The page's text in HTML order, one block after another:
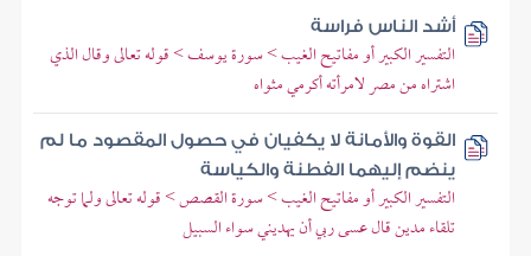
أشد الناس فراسة
التفسير الكبير أو مفاتيح الغيب > سورة يوسف > قوله تعالى وقال الذي
اشتراه من مصر لامرأته أكرمي مثواه
القوة والأمانة لا يكفيان في حصول المقصود ما لم
ينضم إليهما الفطنة والكياسة
التفسير الكبير أو مفاتيح الغيب > سورة القصص > قوله تعالى ولما توجه
تلقاء مدين قال عسى ربي أن يهديني سواء السبيل